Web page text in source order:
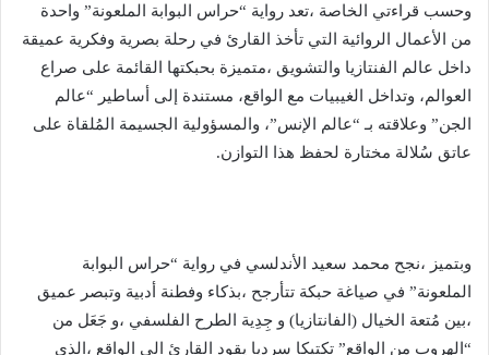
وحسب قراءتي الخاصة ،تعد رواية “حراس البوابة الملعونة” واحدة
من الأعمال الروائية التي تأخذ القارئ في رحلة بصرية وفكرية عميقة
داخل عالم الفنتازيا والتشويق ،متميزة بحبكتها القائمة على صراع
العوالم، وتداخل الغيبيات مع الواقع، مستندة إلى أساطير “عالم
الجن” وعلاقته بـ “عالم الإنس”، والمسؤولية الجسيمة المُلقاة على
عاتق سُلالة مختارة لحفظ هذا التوازن.
وبتميز ،نجح محمد سعيد الأندلسي في رواية “حراس البوابة
الملعونة” في صياغة حبكة تتأرجح ،بذكاء وفطنة أدبية وتبصر عميق
،بين مُتعة الخيال (الفانتازيا) و جِدِية الطرح الفلسفي ،و جَعَل من
“الهروب من الواقع” تكتيكا سرديا يقود القارئ الى الواقع ،الذي